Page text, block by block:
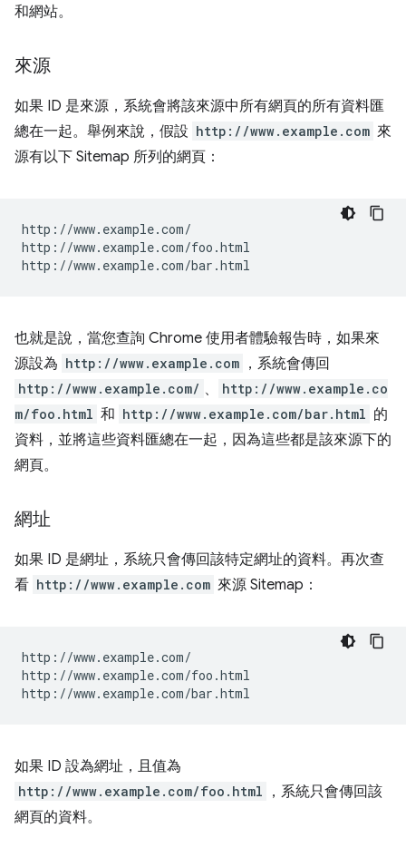
和網站。
來源
如果 ID 是來源，系統會將該來源中所有網頁的所有資料匯
總在一起。舉例來說，假設 http://www.example.com 來
源有以下 Sitemap 所列的網頁：
http://www.example.com/
http://www.example.com/foo.html
也就是說，當您查詢 Chrome 使用者體驗報告時，如果來
源設為 http://www.example.com ，系統會傳回
http://www.example.com/ 、
http://www.example.co
m/foo.html 和 http://www.example.com/bar.html 的
資料，並將這些資料匯總在一起，因為這些都是該來源下的
網頁。
網址
如果 ID 是網址，系統只會傳回該特定網址的資料。再次查
看 http://www.example.com 來源 Sitemap：
http://www.example.com/
http://www.example.com/foo.html
如果 ID 設為網址，且值為
http://www.example.com/foo.html
，系統只會傳回該
網頁的資料。